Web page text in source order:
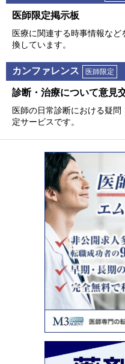
医師限定掲⽰板
医療に関連する時事情報な
換しています。
カンファレンス 医師限定
診断・治療について意⾒
医師の⽇常診断における疑
定サービスです。